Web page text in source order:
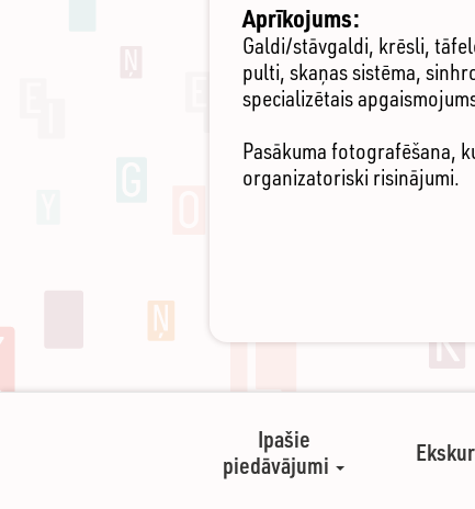
Aprīkojums:
Galdi/stāvgaldi, krēsli,
pulti, skaņas sistēma,
specializētais
Pasākuma fotografēšana,
organizatoriski risinājumi.
Ipašie
piedāvājumi